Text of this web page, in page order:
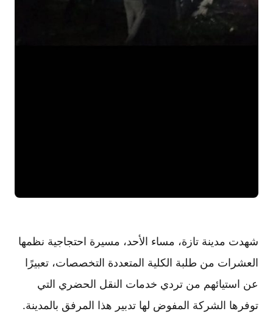
شهدت مدينة تازة، مساء الأحد، مسيرة احتجاجية نظمها
العشرات من طلبة الكلية المتعددة التخصصات، تعبيرًا
عن استيائهم من تردي خدمات النقل الحضري التي
توفرها الشركة المفوض لها تدبير هذا المرفق بالمدينة.